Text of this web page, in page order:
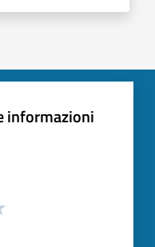
informazioni